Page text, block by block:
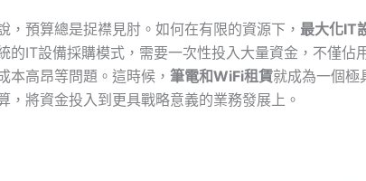
，預算總是捉襟見肘。如何在有限的資源下， 最大化IT
的IT設備採購模式，需要一次性投入大量資金，不僅佔
本高昂等問題。這時候， 筆電和WiFi租賃就成為一個極
，將資金投入到更具戰略意義的業務發展上。